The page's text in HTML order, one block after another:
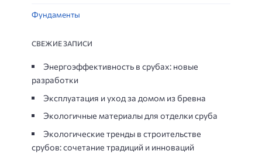
Фундаменты
СВЕЖИЕ ЗАПИСИ
Энергоэффективность в срубах: новые
разработки
Эксплуатация и уход за домом из бревна
Экологичные материалы для отделки сруба
Экологические тренды в строительстве
срубов: сочетание традиций и инноваций